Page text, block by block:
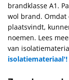
brandklasse A1.
wol brand.
plaatsvindt,
noemen. Lees
van
isolatiemateriaal'!